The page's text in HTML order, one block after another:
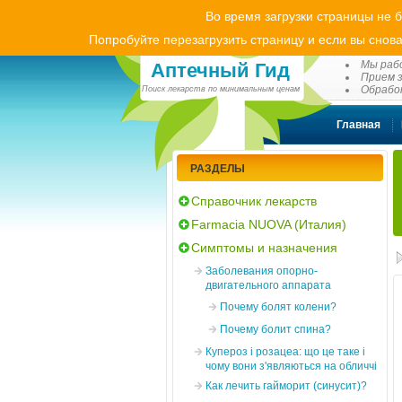
Аптечный Гид
Поиск лекарств по минимальным ценам
Во время загрузки страницы
Попробуйте перезагрузить страницу и если вы
Мы
Прием
Главная
РАЗДЕЛЫ
Справочник лекарств
Farmacia NUOVA (Италия)
Симптомы и назначения
Заболевания опорно-
двигательного аппарата
Почему болят колени?
Почему болит спина?
Купероз і розацеа: що це таке і
чому вони з'являються на обличчі
Как лечить гайморит (синусит)?